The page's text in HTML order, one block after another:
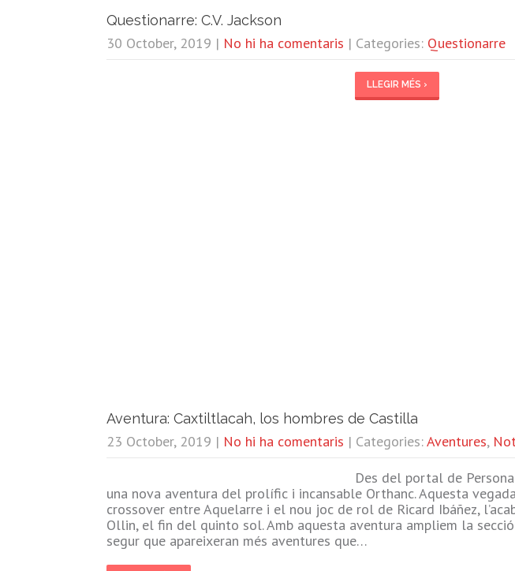
Questionarre: C.V. Jackson
30 October, 2019 | No hi ha comentaris | Categories: Questionarre
LLEGIR MÉS ›
Aventura: Caxtiltlacah, los hombres de Castilla
23 October, 2019 | No hi ha comentaris | Categories:Aventures,
Des del portal de
una nova aventura del prolífic i incansable Orthanc. Aquesta
crossover entre Aquelarre i el nou joc de rol de Ricard Ibáñez,
Ollin, el fin del quinto sol. Amb aquesta aventura ampliem la
segur que apareixeran més aventures que…